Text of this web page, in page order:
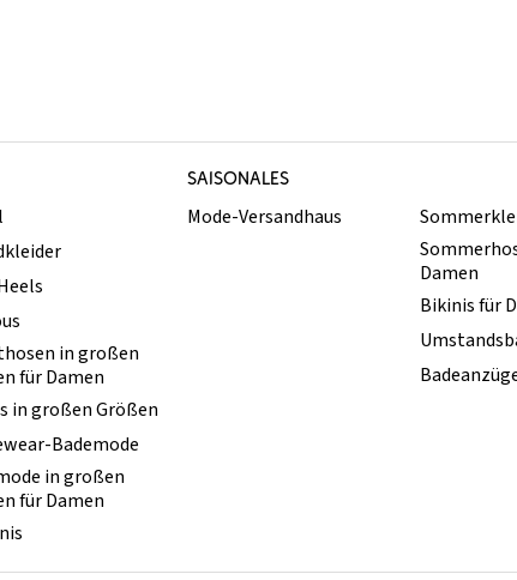
SAISONALES
in großen
für Damen
Mode-Versandhaus
Damen
Bikinis für
in großen Größen
Bademode
in großen
für Damen